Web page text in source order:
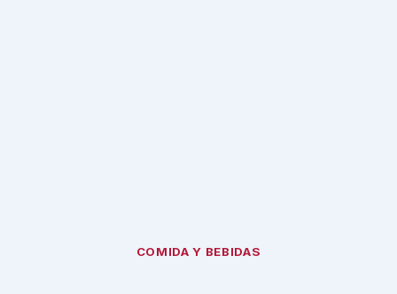
COMIDA Y BEBIDAS